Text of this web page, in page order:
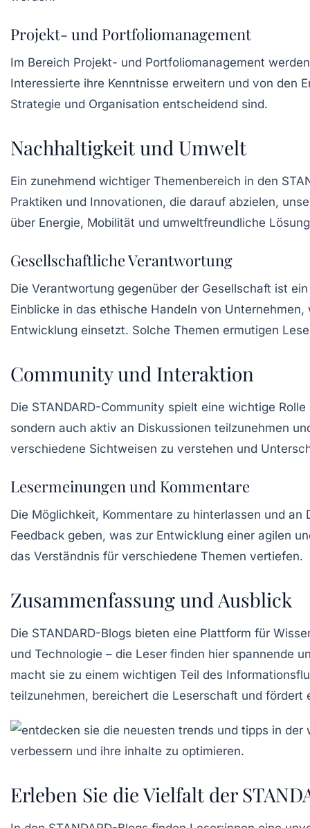
Projekt- und Portfoliomanagement
Im Bereich Projekt- und Portfoliomanagement
Interessierte ihre Kenntnisse erweitern und von den
Strategie und Organisation entscheidend sind.
Nachhaltigkeit und Umwelt
Ein zunehmend wichtiger Themenbereich in den
Praktiken und Innovationen, die darauf abzielen,
über Energie, Mobilität und umweltfreundliche
Gesellschaftliche Verantwortung
Die Verantwortung gegenüber der Gesellschaft ist
Einblicke in das ethische Handeln von
Entwicklung einsetzt. Solche Themen ermutigen
Community und Interaktion
Die STANDARD-Community spielt eine wichtige
sondern auch aktiv an Diskussionen teilzunehmen
verschiedene Sichtweisen zu verstehen und
Lesermeinungen und Kommentare
Die Möglichkeit, Kommentare zu hinterlassen und
Feedback geben, was zur Entwicklung einer agilen
das Verständnis für verschiedene Themen vertiefen.
Zusammenfassung und Ausblick
Die STANDARD-Blogs bieten eine Plattform für
und Technologie – die Leser finden hier spannende
macht sie zu einem wichtigen Teil des
teilzunehmen, bereichert die Leserschaft und
Erleben Sie die Vielfalt der